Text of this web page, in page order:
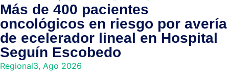
Más de 400 pacientes
oncológicos en riesgo por avería
de ecelerador lineal en Hospital
Seguín Escobedo
Regional3, Ago 2026